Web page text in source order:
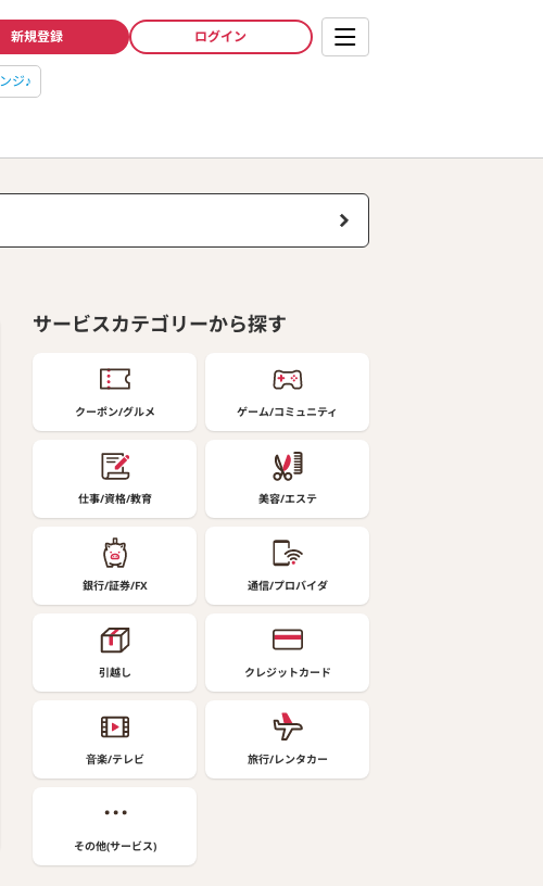
新規登録 ログイン
ジ♪
サービスカテゴリーから探す
クーポン/グルメ ゲーム/コミュニティ
仕事/資格/教育 美容/エステ
銀行/証券/FX 通信/プロバイダ
引越し クレジットカード
音楽/テレビ 旅行/レンタカー
その他(サービス)